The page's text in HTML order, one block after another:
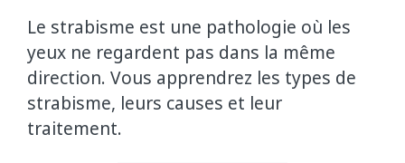
Le strabisme est une pathologie où les
yeux ne regardent pas dans la même
direction. Vous apprendrez les types de
strabisme, leurs causes et leur
traitement.